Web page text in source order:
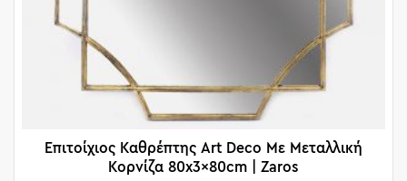
Επιτοίχιος Καθρέπτης Art Deco Με Μεταλλική
Κορνίζα 80x3x80cm | Zaros